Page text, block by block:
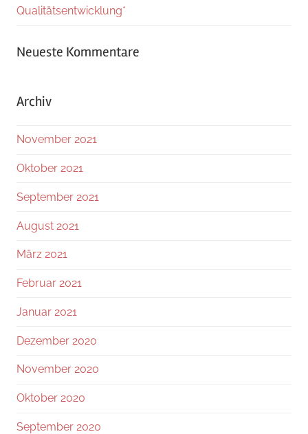
Qualitätsentwicklung*
Neueste Kommentare
Archiv
November 2021
Oktober 2021
September 2021
August 2021
März 2021
Februar 2021
Januar 2021
Dezember 2020
November 2020
Oktober 2020
September 2020